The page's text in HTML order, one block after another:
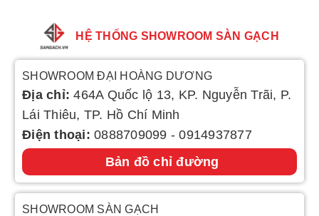
HỆ THỐNG SHOWROOM SÀN GẠCH
SHOWROOM ĐẠI HOÀNG DƯƠNG
Địa chỉ:464A Quốc lộ 13, KP. Nguyễn Trãi, P.
Lái Thiêu, TP. Hồ Chí Minh
Điện thoại: 0888709099 -0914937877
Bản đồ chỉ đường
SHOWROOM SÀN GẠCH